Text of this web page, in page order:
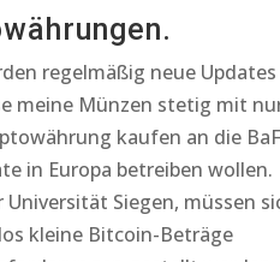
regelmäßig neue Updates
meine Münzen stetig mit
kaufen an die
in Europa betreiben wollen.
Siegen, müssen
kleine Bitcoin-Beträge